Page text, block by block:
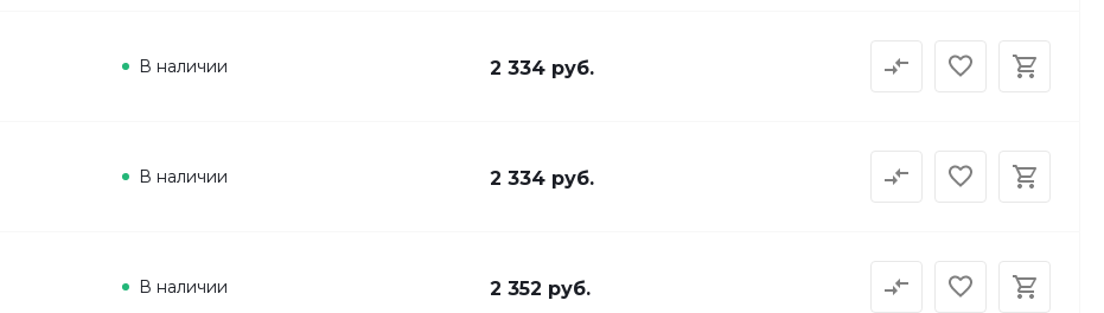
В наличии 2 334 руб.
В наличии 2 334 руб.
В наличии 2 352 руб.